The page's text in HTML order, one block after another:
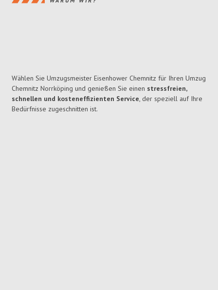
Wählen Sie Umzugsmeister Eisenhower Chemnitz für Ihren Umzug
Chemnitz Norrköping und genießen Sie einen stressfreien,
schnellen und kosteneffizienten Service, der speziell auf Ihre
Bedürfnisse zugeschnitten ist.